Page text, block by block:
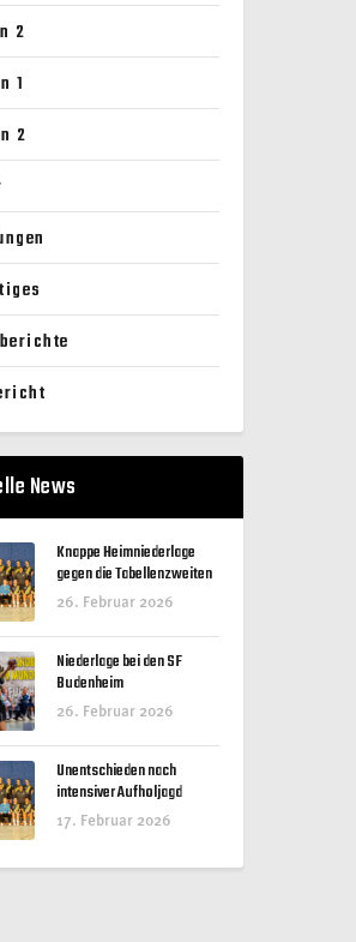
2
1
2
News
Knappe Heimniederlage
gegen die Tabellenzweiten
26. Februar 2026
Niederlage bei den SF
Budenheim
26. Februar 2026
Unentschieden nach
intensiver Aufholjagd
17. Februar 2026